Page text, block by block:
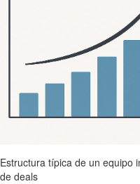
Estructura típica de un equipo
de deals